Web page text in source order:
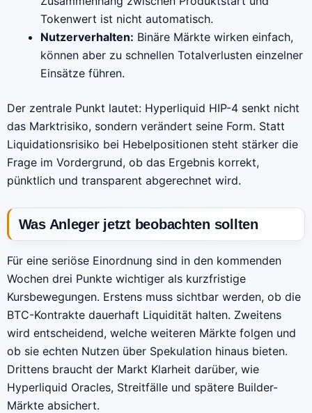
Tokenwert ist nicht automatisch.
Nutzerverhalten: Binäre Märkte wirken einfach,
können aber zu schnellen Totalverlusten einzelner
Einsätze führen.
Der zentrale Punkt lautet: Hyperliquid HIP-4 senkt nicht
das Marktrisiko, sondern verändert seine Form. Statt
Liquidationsrisiko bei Hebelpositionen steht stärker die
Frage im Vordergrund, ob das Ergebnis korrekt,
pünktlich und transparent abgerechnet wird.
Was Anleger jetzt beobachten sollten
Für eine seriöse Einordnung sind in den kommenden
Wochen drei Punkte wichtiger als kurzfristige
Kursbewegungen. Erstens muss sichtbar werden, ob die
BTC-Kontrakte dauerhaft Liquidität halten. Zweitens
wird entscheidend, welche weiteren Märkte folgen und
ob sie echten Nutzen über Spekulation hinaus bieten.
Drittens braucht der Markt Klarheit darüber, wie
Hyperliquid Oracles, Streitfälle und spätere Builder-
Märkte absichert.